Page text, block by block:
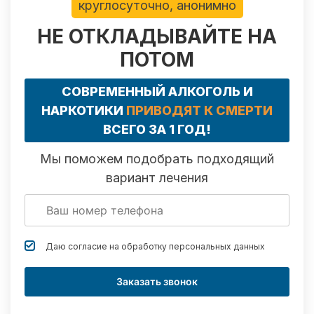
круглосуточно, анонимно
НЕ ОТКЛАДЫВАЙТЕ НА
ПОТОМ
СОВРЕМЕННЫЙ АЛКОГОЛЬ И
НАРКОТИКИ ПРИВОДЯТ К СМЕРТИ
ВСЕГО ЗА 1 ГОД!
Мы поможем подобрать подходящий
вариант лечения
Даю согласие на обработку персональных данных
Заказать звонок